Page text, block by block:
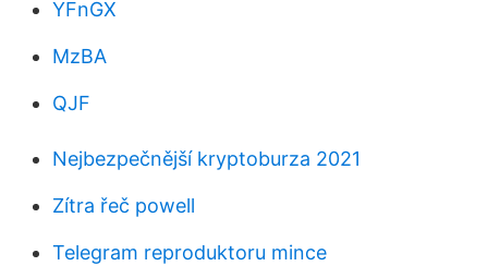
YFnGX
MzBA
QJF
Nejbezpečnější kryptoburza 2021
Zítra řeč powell
Telegram reproduktoru mince